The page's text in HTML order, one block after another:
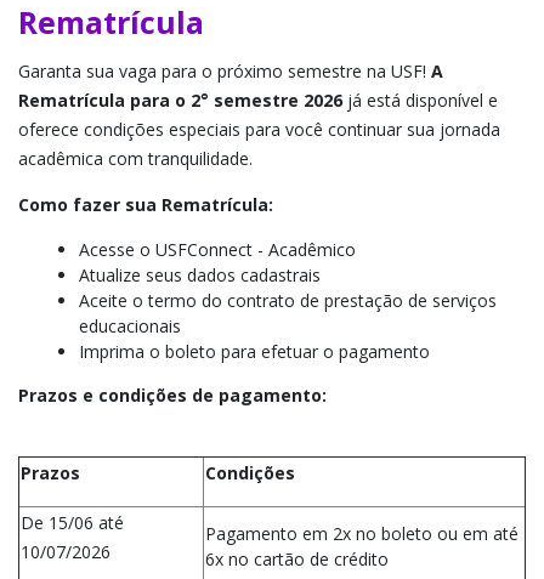
Rematrícula
Garanta sua vaga para o próximo semestre na USF! A
Rematrícula para o 2° semestre 2026 já está disponível e
oferece condições especiais para você continuar sua jornada
acadêmica com tranquilidade.
Como fazer sua Rematrícula:
Acesse o USFConnect - Acadêmico
Atualize seus dados cadastrais
Aceite o termo do contrato de prestação de serviços
educacionais
Imprima o boleto para efetuar o pagamento
Prazos e condições de pagamento:
Prazos Condições
De 15/06 até
10/07/2026
Pagamento em 2x no boleto ou em até
6x no cartão de crédito